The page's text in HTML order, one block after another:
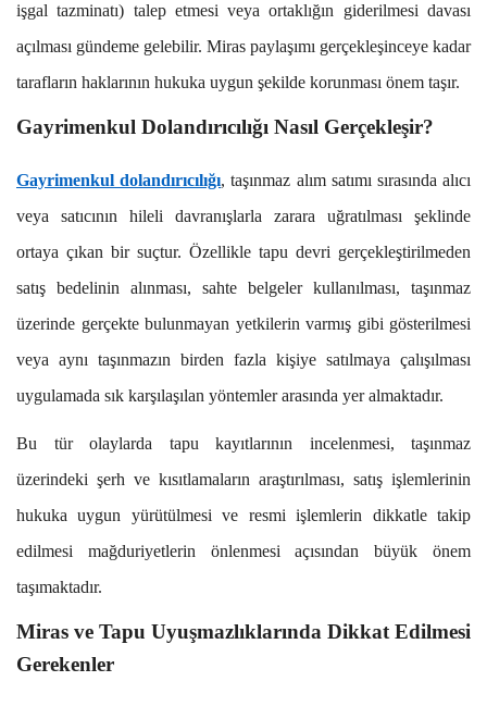
işgal tazminatı) talep etmesi veya ortaklığın giderilmesi davası
açılması gündeme gelebilir. Miras paylaşımı gerçekleşinceye kadar
tarafların haklarının hukuka uygun şekilde korunması önem taşır.
Gayrimenkul Dolandırıcılığı Nasıl Gerçekleşir?
Gayrimenkul dolandırıcılığı, taşınmaz alım satımı sırasında alıcı
veya satıcının hileli davranışlarla zarara uğratılması şeklinde
ortaya çıkan bir suçtur. Özellikle tapu devri gerçekleştirilmeden
satış bedelinin alınması, sahte belgeler kullanılması, taşınmaz
üzerinde gerçekte bulunmayan yetkilerin varmış gibi gösterilmesi
veya aynı taşınmazın birden fazla kişiye satılmaya çalışılması
uygulamada sık karşılaşılan yöntemler arasında yer almaktadır.
Bu tür olaylarda tapu kayıtlarının incelenmesi, taşınmaz
üzerindeki şerh ve kısıtlamaların araştırılması, satış işlemlerinin
hukuka uygun yürütülmesi ve resmi işlemlerin dikkatle takip
edilmesi mağduriyetlerin önlenmesi açısından büyük önem
taşımaktadır.
Miras ve Tapu Uyuşmazlıklarında Dikkat Edilmesi
Gerekenler